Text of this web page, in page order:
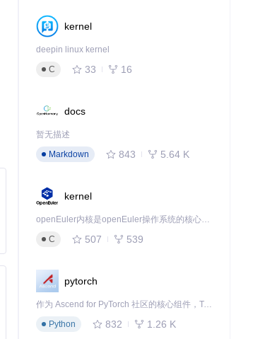
kernel
deepin linux kernel
C
33 16
docs
暂无描述
Markdown
843 5.64 K
kernel
openEuler内核是openEuler操作系统的核心，既是系统性能与稳定性的基石，也是连接处理器、设备与服务的桥梁。
C
507 539
pytorch
作为 Ascend for PyTorch 社区的核心组件，TorchNPU 是昇腾专为 PyTorch 打造的深度学习适配插件，使 PyTorch 框架能够直接调用昇腾 NPU，为开发者提供昇腾 AI 处理器的超强算力。
Python
832 1.26 K